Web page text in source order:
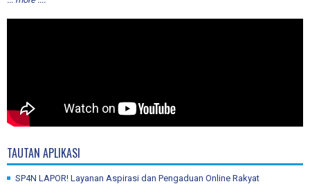
TAUTAN APLIKASI
SP4N LAPOR! Layanan Aspirasi dan Pengaduan Online Rakyat